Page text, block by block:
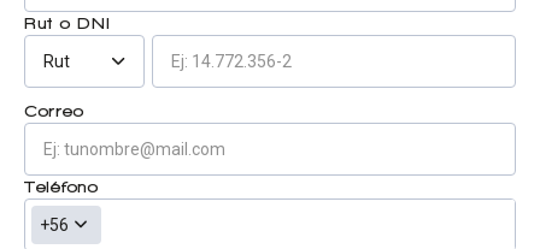
Ver todo autos nuevos
Ver todo autos usados
Rut o DNI
Rut
Correo
Teléfono
+56